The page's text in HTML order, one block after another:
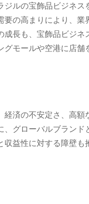
ジルの宝飾品ビジネ
要の高まりにより、
長も、宝飾品ビジネ
モールや空港に店舗
経済の不安定さ、高
、グローバルブラン
益性に対する障壁も